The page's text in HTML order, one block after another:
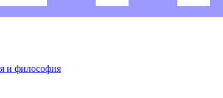
и философия